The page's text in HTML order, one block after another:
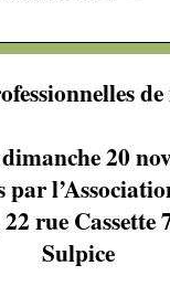
20
par
rue
Sulpice